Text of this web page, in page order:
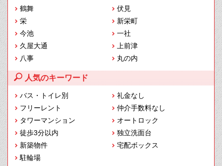
鶴舞
伏見
栄
新栄町
今池
一社
久屋大通
上前津
八事
丸の内
人気のキーワード
バス・トイレ別
礼金なし
フリーレント
仲介手数料なし
タワーマンション
オートロック
徒歩3分以内
独立洗面台
新築物件
宅配ボックス
駐輪場